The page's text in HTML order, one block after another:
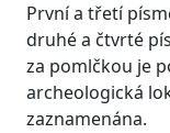
První a třetí
druhé a čtvrté
za pomlčkou je
archeologická
zaznamenána.